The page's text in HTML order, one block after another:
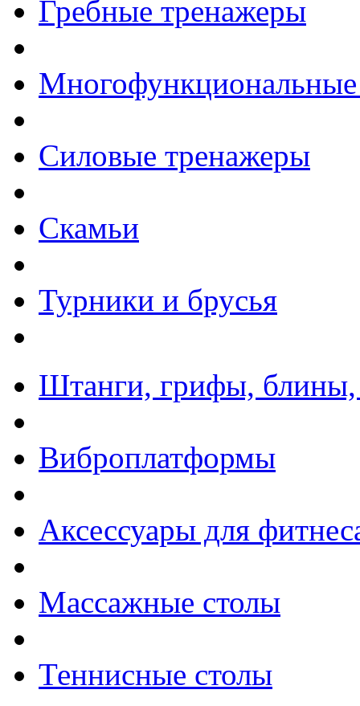
Гребные тренажеры
Силовые тренажеры
Скамьи
Турники и брусья
Штанги, грифы, блины,
Виброплатформы
Аксессуары для
Массажные столы
Теннисные столы